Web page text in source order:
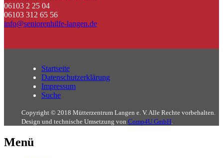
06103 2 25 04
06103 312 65 56
info@seniorenhilfe-langen.de
Startseite
Datenschutzerklärung
Impressum
Suche
Copyright © 2018 Mütterzentrum Langen e. V. Alle Rechte vorbehalten.
Design und technische Umsetzung von Comp4U GmbH.
Menü